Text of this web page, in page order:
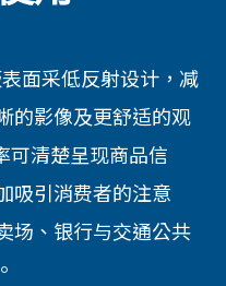
面采低反射设计，减
的影像及更舒适的观
可清楚呈现商品信
吸引消费者的注意
场、银行与交通公共